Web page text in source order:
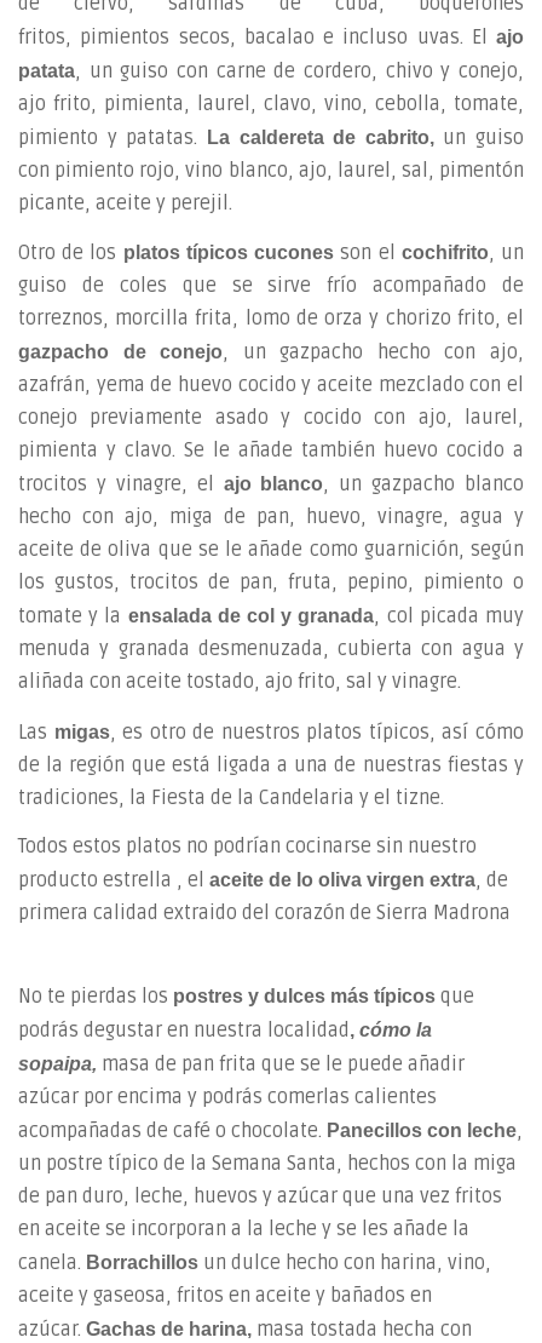
fritos, pimientos secos, bacalao e incluso uvas. El ajo
patata, un guiso con carne de cordero, chivo y conejo,
ajo frito, pimienta, laurel, clavo, vino, cebolla, tomate,
pimiento y patatas. La caldereta de cabrito, un guiso
con pimiento rojo, vino blanco, ajo, laurel, sal, pimentón
picante, aceite y perejil.
Otro de los platos típicos cucones son el cochifrito, un
guiso de coles que se sirve frío acompañado de
torreznos, morcilla frita, lomo de orza y chorizo frito, el
gazpacho de conejo, un gazpacho hecho con ajo,
azafrán, yema de huevo cocido y aceite mezclado con el
conejo previamente asado y cocido con ajo, laurel,
pimienta y clavo. Se le añade también huevo cocido a
trocitos y vinagre, el ajo blanco, un gazpacho blanco
hecho con ajo, miga de pan, huevo, vinagre, agua y
aceite de oliva que se le añade como guarnición, según
los gustos, trocitos de pan, fruta, pepino, pimiento o
tomate y la ensalada de col y granada, col picada muy
menuda y granada desmenuzada, cubierta con agua y
aliñada con aceite tostado, ajo frito, sal y vinagre.
Las migas, es otro de nuestros platos típicos, así cómo
de la región que está ligada a una de nuestras fiestas y
tradiciones, la Fiesta de la Candelaria y el tizne.
Todos estos platos no podrían cocinarse sin nuestro
producto estrella , el aceite de lo oliva virgen extra, de
primera calidad extraido del corazón de Sierra Madrona
No te pierdas los postres y dulces más típicos que
podrás degustar en nuestra localidad , cómo la
sopaipa, masa de pan frita que se le puede añadir
azúcar por encima y podrás comerlas calientes
acompañadas de café o chocolate. Panecillos con leche,
un postre típico de la Semana Santa, hechos con la miga
de pan duro, leche, huevos y azúcar que una vez fritos
en aceite se incorporan a la leche y se les añade la
canela. Borrachillos un dulce hecho con harina, vino,
aceite y gaseosa, fritos en aceite y bañados en
azúcar. Gachas de harina, masa tostada hecha con